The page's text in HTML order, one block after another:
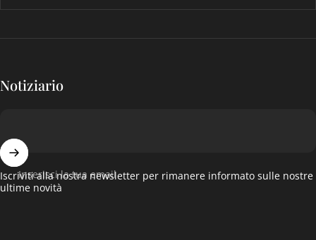
Notiziario
Inserisci la tua email
Iscriviti alla nostra newsletter per rimanere informato sulle nostre
ultime novità